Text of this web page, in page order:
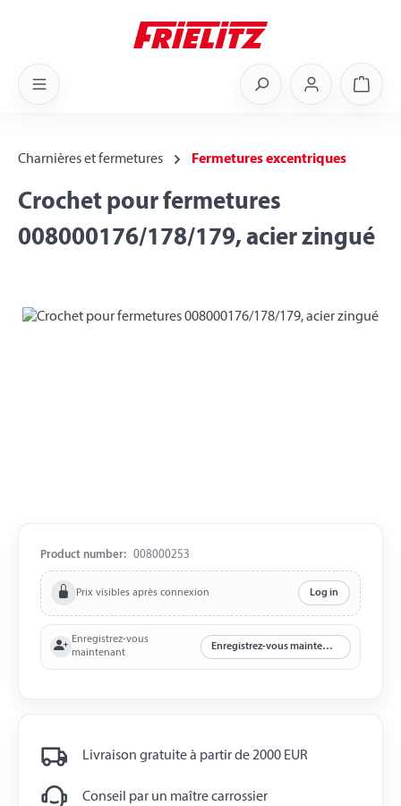
Charnières et fermetures Fermetures excentriques
Crochet pour fermetures
008000176/178/179, acier zingué
Skip image gallery
Product number: 008000253
Prix visibles après connexion Log in
Enregistrez-vous
maintenant
Enregistrez-vous maintenant
Livraison gratuite à partir de 2000 EUR
Conseil par un maître carrossier